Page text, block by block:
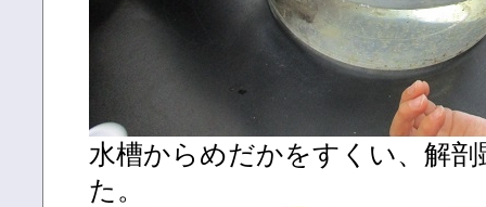
水槽からめだかをすくい、解
た。